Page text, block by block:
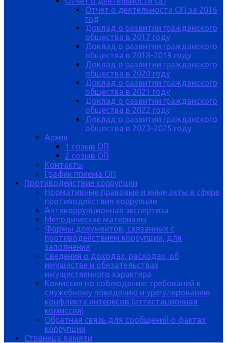
Отчет о деятельности ОП за 2016
год
Доклад о развитии гражданского
общества в 2017 году
Доклад о развитии гражданского
общества в 2018-2019 году
Доклад о развитии гражданского
общества в 2020 году
Доклад о развитии гражданского
общества в 2021 году
Доклад о развитии гражданского
общества в 2022 году
Доклад о развитии гражданского
общества в 2023-2025 году
Архив
1 созыв ОП
2 созыв ОП
Контакты
График приема ОП
Противодействие коррупции
Нормативные правовые и иные акты в сфере
противодействия коррупции
Антикоррупционная экспертиза
Методические материалы
Формы документов, связанных с
противодействием коррупции, для
заполнения
Сведения о доходах, расходах, об
имуществе и обязательствах
имущественного характера
Комиссия по соблюдению требований к
служебному поведению и урегулированию
конфликта интересов (аттестационная
комиссия)
Обратная связь для сообщений о фактах
коррупции
Страница памяти